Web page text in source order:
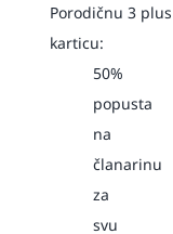
Porodičnu 3 plus
karticu:
50%
popusta
na
članarinu
za
svu